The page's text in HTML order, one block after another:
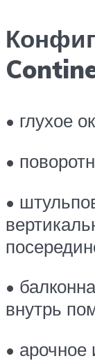
• глухое
•
•
•
внутрь
• арочное